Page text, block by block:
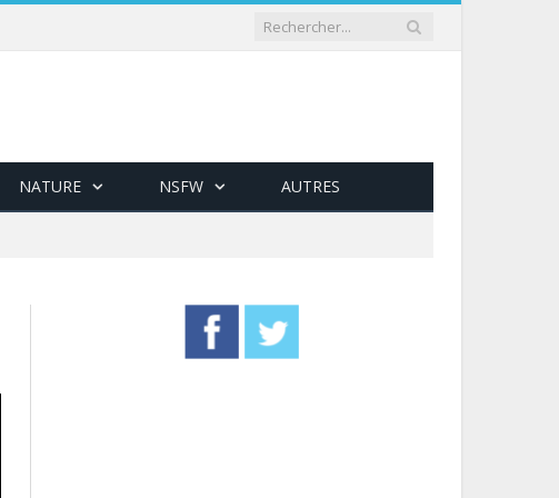
NATURE NSFW AUTRES